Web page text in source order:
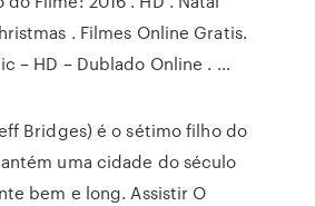
. Filmes Online Gratis.
– HD – Dublado Online . …
Bridges) é o sétimo filho do
uma cidade do século
bem e long. Assistir O